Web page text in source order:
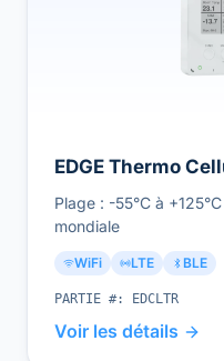
EDGE Thermo
Plage : -55°C à
mondiale
WiFi LTE BLE
PARTIE #: EDCLTR
Voir les détails